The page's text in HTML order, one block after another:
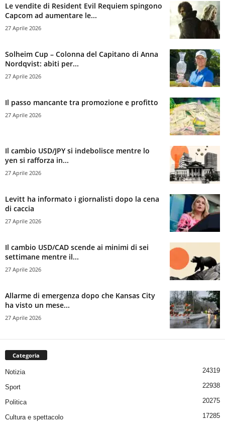
Le vendite di Resident Evil Requiem spingono
Capcom ad aumentare le...
27 Aprile 2026
Solheim Cup – Colonna del Capitano di Anna
Nordqvist: abiti per...
27 Aprile 2026
Il passo mancante tra promozione e profitto
27 Aprile 2026
Il cambio USD/JPY si indebolisce mentre lo
yen si rafforza in...
27 Aprile 2026
Levitt ha informato i giornalisti dopo la cena
di caccia
27 Aprile 2026
Il cambio USD/CAD scende ai minimi di sei
settimane mentre il...
27 Aprile 2026
Allarme di emergenza dopo che Kansas City
ha visto un mese...
27 Aprile 2026
Categoria
Notizia 24319
Sport 22938
Politica 20275
Cultura e spettacolo 17285